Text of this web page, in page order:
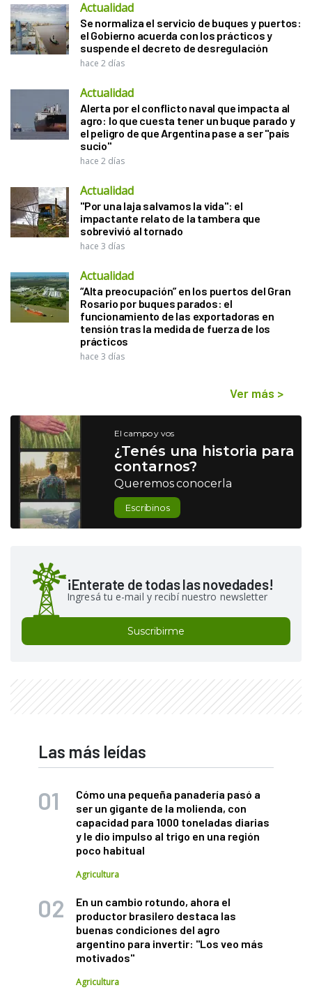
Actualidad
Se normaliza el servicio de buques y puertos:
el Gobierno acuerda con los prácticos y
suspende el decreto de desregulación
hace 2 días
Actualidad
Alerta por el conflicto naval que impacta al
agro: lo que cuesta tener un buque parado y
el peligro de que Argentina pase a ser "país
sucio"
hace 2 días
Actualidad
"Por una laja salvamos la vida": el
impactante relato de la tambera que
sobrevivió al tornado
hace 3 días
Actualidad
“Alta preocupación” en los puertos del Gran
Rosario por buques parados: el
funcionamiento de las exportadoras en
tensión tras la medida de fuerza de los
prácticos
hace 3 días
Ver más >
El campo y vos
¿Tenés una historia para
contarnos?
Queremos conocerla
Escribinos
¡Enterate de todas las novedades!
Ingresá tu e-mail y recibí nuestro newsletter
Suscribirme
Las más leídas
Cómo una pequeña panadería pasó a
ser un gigante de la molienda, con
capacidad para 1000 toneladas diarias
y le dio impulso al trigo en una región
poco habitual
Agricultura
En un cambio rotundo, ahora el
productor brasilero destaca las
buenas condiciones del agro
argentino para invertir: "Los veo más
motivados"
Agricultura